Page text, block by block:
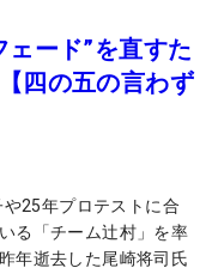
ェード”を直すた
四の五の言わず
25年プロテストに合
る「チーム辻村」を率
年逝去した尾崎将司氏